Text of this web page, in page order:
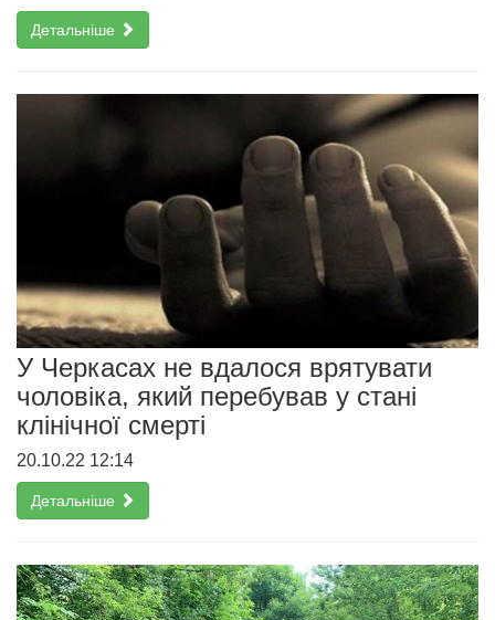
Детальніше
У Черкасах не вдалося врятувати
чоловіка, який перебував у стані
клінічної смерті
20.10.22 12:14
Детальніше